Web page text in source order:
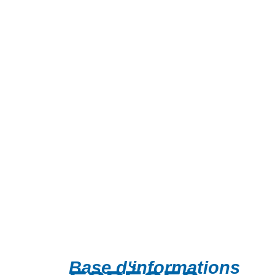
Base d'informations